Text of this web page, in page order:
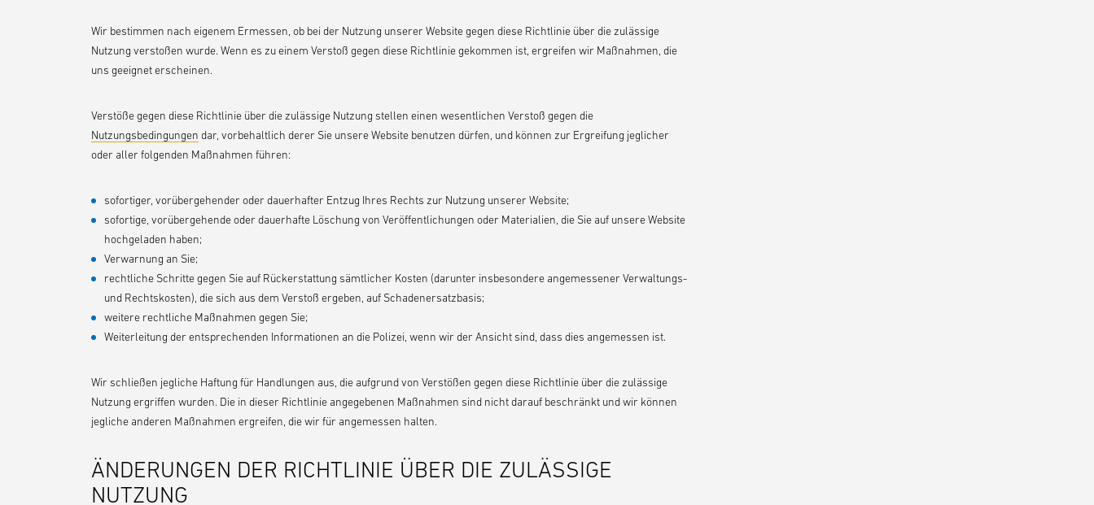
Wir bestimmen nach eigenem Ermessen, ob bei der Nutzung unserer Website gegen diese Richtlinie über die zulässige
Nutzung verstoßen wurde. Wenn es zu einem Verstoß gegen diese Richtlinie gekommen ist, ergreifen wir Maßnahmen, die
uns geeignet erscheinen.
Verstöße gegen diese Richtlinie über die zulässige Nutzung stellen einen wesentlichen Verstoß gegen die
Nutzungsbedingungen dar, vorbehaltlich derer Sie unsere Website benutzen dürfen, und können zur Ergreifung jeglicher
oder aller folgenden Maßnahmen führen:
sofortiger, vorübergehender oder dauerhafter Entzug Ihres Rechts zur Nutzung unserer Website;
sofortige, vorübergehende oder dauerhafte Löschung von Veröffentlichungen oder Materialien, die Sie auf unsere Website
hochgeladen haben;
Verwarnung an Sie;
rechtliche Schritte gegen Sie auf Rückerstattung sämtlicher Kosten (darunter insbesondere angemessener Verwaltungs-
und Rechtskosten), die sich aus dem Verstoß ergeben, auf Schadenersatzbasis;
weitere rechtliche Maßnahmen gegen Sie;
Weiterleitung der entsprechenden Informationen an die Polizei, wenn wir der Ansicht sind, dass dies angemessen ist.
Wir schließen jegliche Haftung für Handlungen aus, die aufgrund von Verstößen gegen diese Richtlinie über die zulässige
Nutzung ergriffen wurden. Die in dieser Richtlinie angegebenen Maßnahmen sind nicht darauf beschränkt und wir können
jegliche anderen Maßnahmen ergreifen, die wir für angemessen halten.
ÄNDERUNGEN DER RICHTLINIE ÜBER DIE ZULÄSSIGE
NUTZUNG